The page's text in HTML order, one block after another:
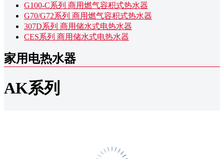
G100-C系列 商用燃气容积式热水器
G70/G72系列 商用燃气容积式热水器
307D系列 商用储水式电热水器
CES系列 商用储水式电热水器
家用电热水器
AK系列